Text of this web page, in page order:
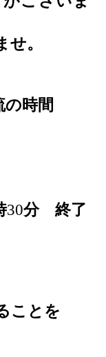
。
時間
30分 終了
ことを